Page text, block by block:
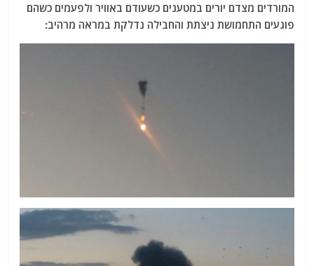
המורדים מצדם יורים במטענים כשעודם באוויר ולפעמים כשהם
פוגעים התחמושת ניצתת והחבילה נדלקת במראה מרהיב: